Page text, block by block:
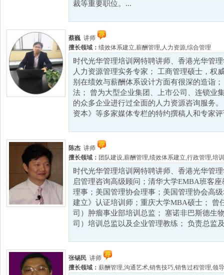
裁等重要职位。...
蔡巍 讲师
擅长领域： 绩效体系建立,薪酬管理, 人力资源,综合管理
时代光华管理培训网特聘讲师、香港光华管
人力资源管理实务专家； 工商管理硕士，权
别在绩效与薪酬体系设计方面有很深的造诣
法； 曾为大型企业集团、上市公司、连锁业
的众多企业进行过全面的人力资源咨询服务
资本》等多家媒体专栏的特约撰稿人和专家
陈杰 讲师
擅长领域： 团队建设,薪酬管理,绩效体系建立,行政管理,培
时代光华管理培训网特聘讲师、香港光华管
启管理咨询高级顾问；清华大学EMBA班客
理事；美国管理协会理事；美国管理协会高
建立》认证培训师；重庆大学MBA硕士； 曾
司）肿瘤事业部培训总监； 塞诺非巴斯德生
司）培训总监以及企业管理教练； 负责总监
张锡民 讲师
擅长领域： 薪酬管理,沟通艺术,销售技巧,销售过程管理,领